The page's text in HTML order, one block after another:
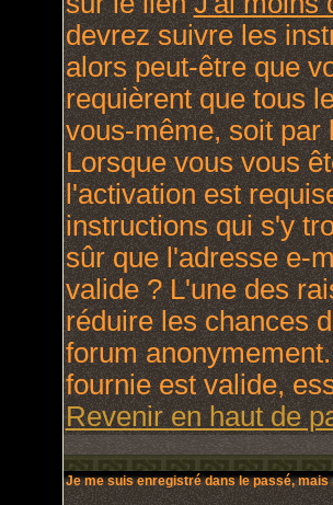
devrez suivre les
alors peut-être que
requièrent que tous
vous-même, soit par
Lorsque vous vous
l'activation est
instructions qui s'y
sûr que l'adresse e-
valide ? L'une des
réduire les chances
forum
fournie est valide,
Revenir en haut de
Je me suis enregistré dans le passé,